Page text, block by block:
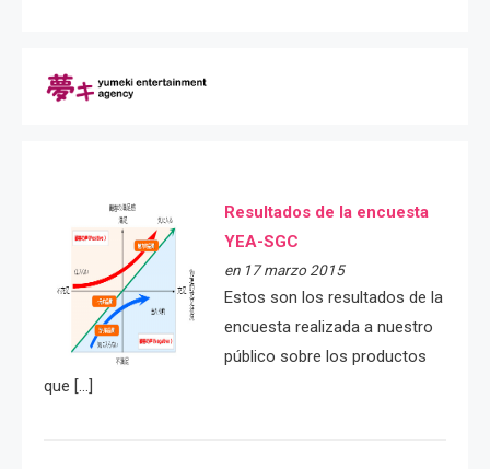
Resultados de la encuesta
YEA-SGC
en 17 marzo 2015
Estos son los resultados de la
encuesta realizada a nuestro
público sobre los productos
que […]